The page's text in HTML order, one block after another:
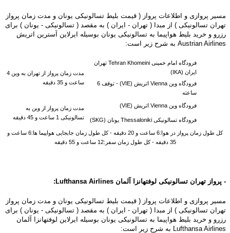
مسیر پروازی و اطلاعات پرواز ( قیمت بلیط تسالونیکی یونان و مدت زمان پرواز
تهران تسالونیکی ) از مبدا ( تهران - ایران ) به مقصد ( تسالونیکی - یونان ) برای
رزرو و خرید بلیط هواپیما به تسالونیکی یونان بوسیله ایرلاین آسترین اتریش
Austrian Airlines به شرح زیر است:
فرودگاه امام خمینی Tehran Khomeini تهران
ایران (IKA)
مدت زمان پرواز از تهران به وین 4
ساعت و 35 دقیقه
فرودگاه وین Vienna اتریش (VIE) -
توقف 6
ساعته
فرودگاه وین Vienna اتریش (VIE)
مدت زمان پرواز از وین به
تسالونیکی 1 ساعت و 45 دقیقه
فرودگاه تسالونیکی Thessaloniki یونان (SKG)
کل طول زمان پرواز در هوا:6 ساعت و 20 دقیقه - کل طول زمان جابجایی هواپیما ها:6 ساعت و
35 دقیقه - کل طول زمان سفر:12 ساعت و 55 دقیقه
- پرواز تهران تسالونیکی لوفتهانزا آلمان Lufthansa Airlines
:
مسیر پروازی و اطلاعات پرواز ( قیمت بلیط تسالونیکی یونان و مدت زمان پرواز
تهران تسالونیکی ) از مبدا ( تهران - ایران ) به مقصد ( تسالونیکی - یونان ) برای
رزرو و خرید بلیط هواپیما به تسالونیکی یونان بوسیله ایرلاین لوفتهانزا آلمان
Lufthansa Airlines به شرح زیر است: